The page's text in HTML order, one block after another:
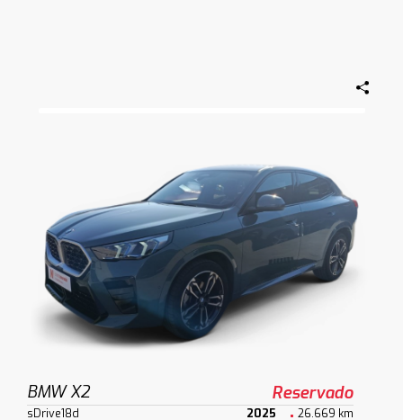
BMW X2 Reservado
sDrive18d 2025 26.669 km